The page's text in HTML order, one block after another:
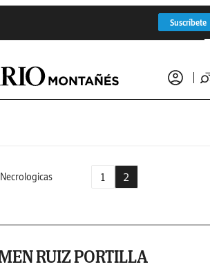
Suscríbete
Necrologicas 1 2
RUIZ PORTILLA